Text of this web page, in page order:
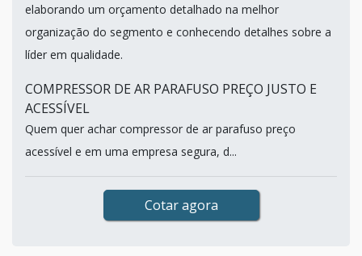
elaborando um orçamento detalhado na melhor
organização do segmento e conhecendo detalhes sobre a
líder em qualidade.
COMPRESSOR DE AR PARAFUSO PREÇO JUSTO E
ACESSÍVEL
Quem quer achar compressor de ar parafuso preço
acessível e em uma empresa segura, d...
Cotar agora